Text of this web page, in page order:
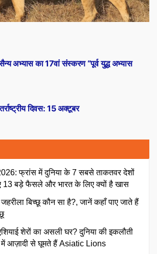
दिवस: 15 अक्टूबर
अभ्यास का 17वां संस्करण “पूर्व युद्ध अभ्यास
फ्रांस में दुनिया के 7 सबसे ताकतवर देशों
13 बड़े फैसले और भारत के लिए क्यों है खास
बिच्छू कौन सा है?, जानें कहाँ पाए जाते हैं
शेरों का असली घर? दुनिया की इकलौती
आज़ादी से घूमते हैं Asiatic Lions